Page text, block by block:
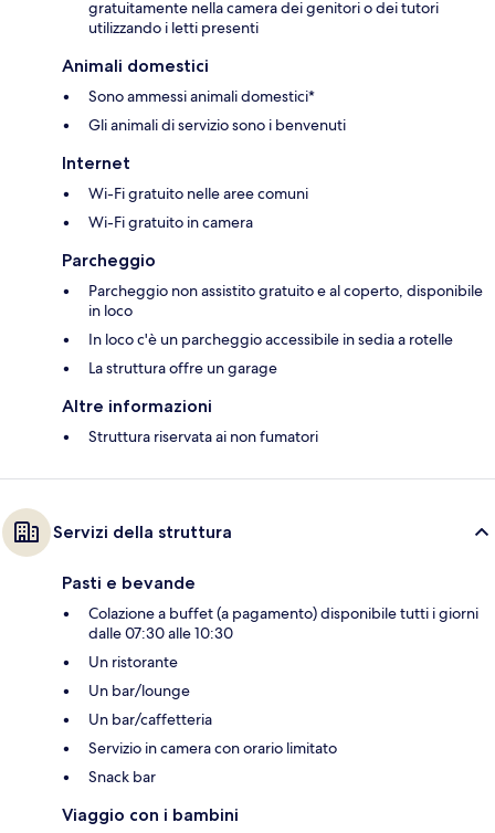
gratuitamente nella camera dei genitori o dei tutori
utilizzando i letti presenti
Animali domestici
Sono ammessi animali domestici*
Gli animali di servizio sono i benvenuti
Internet
Wi-Fi gratuito nelle aree comuni
Wi-Fi gratuito in camera
Parcheggio
Parcheggio non assistito gratuito e al coperto, disponibile
in loco
In loco c'è un parcheggio accessibile in sedia a rotelle
La struttura offre un garage
Altre informazioni
Struttura riservata ai non fumatori
Servizi della struttura
Pasti e bevande
Colazione a buffet (a pagamento) disponibile tutti i giorni
dalle 07:30 alle 10:30
Un ristorante
Un bar/lounge
Un bar/caffetteria
Servizio in camera con orario limitato
Snack bar
Viaggio con i bambini